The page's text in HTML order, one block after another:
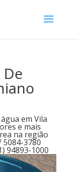
em Vila
e mais
na região
5084-3780
94893-1000